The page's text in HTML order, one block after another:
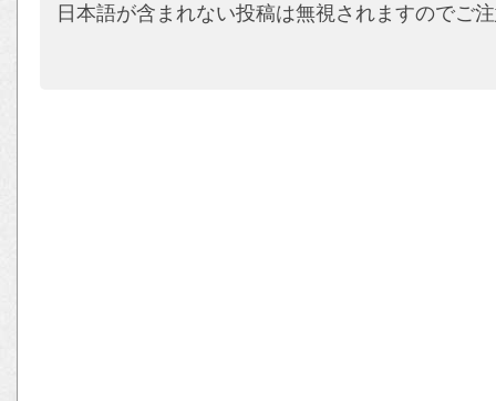
日本語が含まれない投稿は無視されますのでご